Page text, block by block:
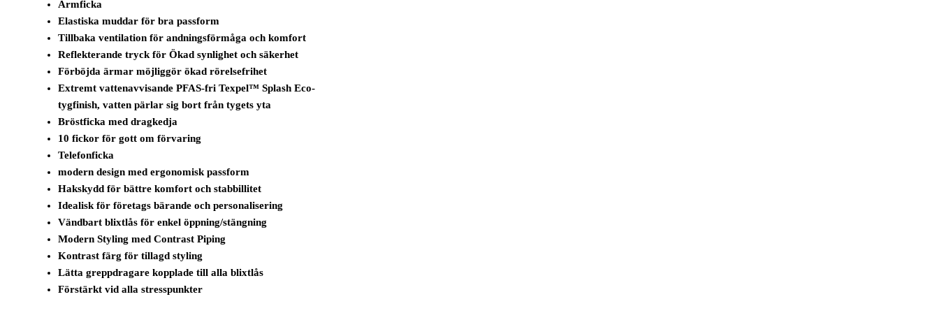
Ärmficka
Elastiska muddar för bra passform
Tillbaka ventilation för andningsförmåga och komfort
Reflekterande tryck för Ökad synlighet och säkerhet
Förböjda ärmar möjliggör ökad rörelsefrihet
Extremt vattenavvisande PFAS-fri Texpel™ Splash Eco-
tygfinish, vatten pärlar sig bort från tygets yta
Bröstficka med dragkedja
10 fickor för gott om förvaring
Telefonficka
modern design med ergonomisk passform
Hakskydd för bättre komfort och stabbillitet
Idealisk för företags bärande och personalisering
Vändbart blixtlås för enkel öppning/stängning
Modern Styling med Contrast Piping
Kontrast färg för tillagd styling
Lätta greppdragare kopplade till alla blixtlås
Förstärkt vid alla stresspunkter